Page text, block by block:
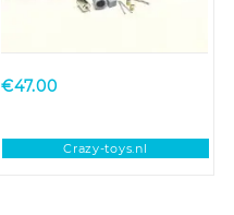
€47.00
Crazy-toys.nl